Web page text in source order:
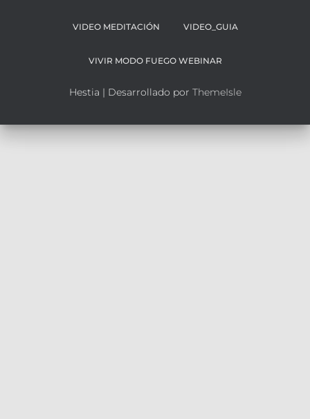
VIDEO MEDITACIÓN VIDEO_GUIA
VIVIR MODO FUEGO WEBINAR
Hestia | Desarrollado por ThemeIsle